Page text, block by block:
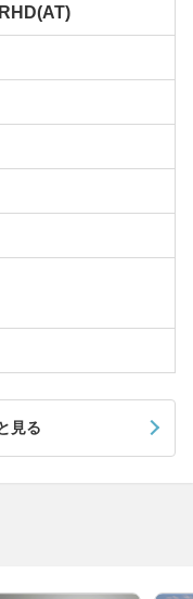
見る